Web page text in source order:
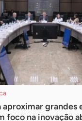
grandes
foco na inovação